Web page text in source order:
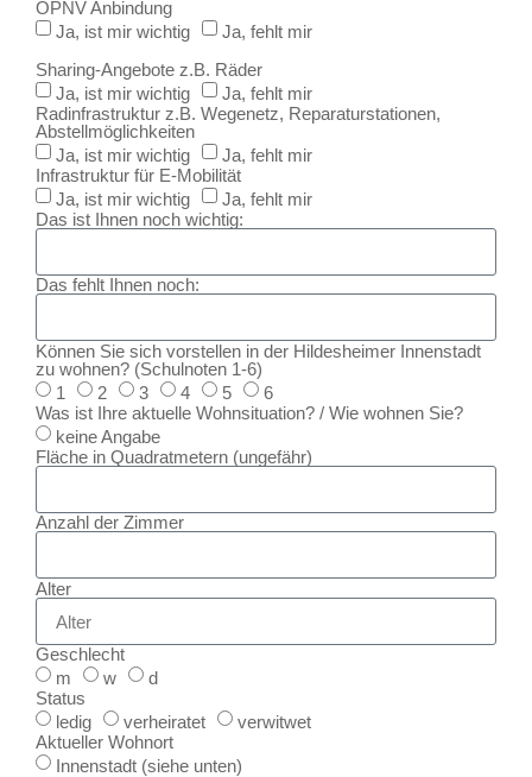
ÖPNV Anbindung
Ja, ist mir wichtig
Ja, fehlt mir
Sharing-Angebote z.B. Räder
Ja, ist mir wichtig
Ja, fehlt mir
Radinfrastruktur z.B. Wegenetz, Reparaturstationen,
Abstellmöglichkeiten
Ja, ist mir wichtig
Ja, fehlt mir
Infrastruktur für E-Mobilität
Ja, ist mir wichtig
Ja, fehlt mir
Das ist Ihnen noch wichtig:
Das fehlt Ihnen noch:
Können Sie sich vorstellen in der Hildesheimer Innenstadt
zu wohnen? (Schulnoten 1-6)
1
2 3 4 5
6
Was ist Ihre aktuelle Wohnsituation? / Wie wohnen Sie?
keine Angabe
Fläche in Quadratmetern (ungefähr)
Anzahl der Zimmer
Alter
Geschlecht
m
w
d
Status
ledig
verheiratet
verwitwet
Aktueller Wohnort
Innenstadt (siehe unten)